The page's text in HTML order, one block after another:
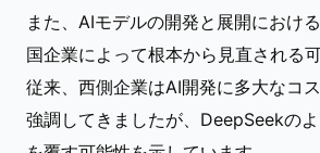
また、AIモデルの開発と展開におけ
国企業によって根本から見直される
従来、西側企業はAI開発に多大なコ
強調してきましたが、DeepSeekの